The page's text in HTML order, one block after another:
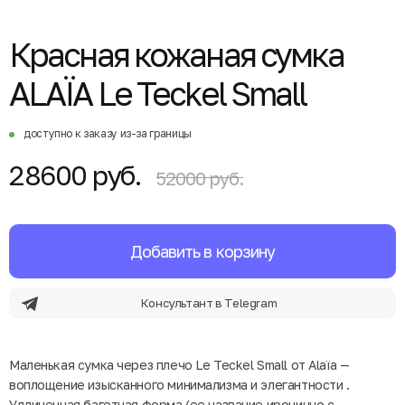
Красная кожаная сумка
ALAÏA Le Teckel Small
доступно к заказу из-за границы
28600 руб. 52000 руб.
Добавить в корзину
Консультант в Telegram
Маленькая сумка через плечо Le Teckel Small от Alaïa —
воплощение изысканного минимализма и элегантности .